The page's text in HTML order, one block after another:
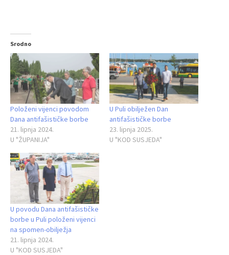
Srodno
Položeni vijenci povodom
Dana antifašističke borbe
21. lipnja 2024.
U "ŽUPANIJA"
U Puli obilježen Dan
antifašističke borbe
23. lipnja 2025.
U "KOD SUSJEDA"
U povodu Dana antifašističke
borbe u Puli položeni vijenci
na spomen-obilježja
21. lipnja 2024.
U "KOD SUSJEDA"